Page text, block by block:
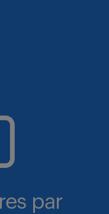
par